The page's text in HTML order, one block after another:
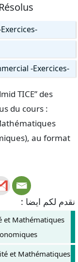
-Exercices-
TICE” des
du cours :
au format
نقدم لكم ايضا :
et Mathématiques
et Mathématiques